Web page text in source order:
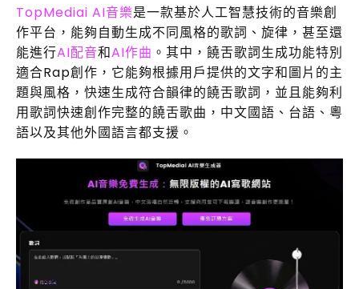
TopMediai AI音樂是一款基於人工智慧技術的音樂創
作平台，能夠自動生成不同風格的歌詞、旋律，甚至還
能進行AI配音和AI作曲 。其中，饒舌歌詞生成功能特別
適合Rap創作，它能夠根據用戶提供的文字和圖片的主
題與風格，快速生成符合韻律的饒舌歌詞，並且能夠利
用歌詞快速創作完整的饒舌歌曲，中文國語、台語、粵
語以及其他外國語言都支援。